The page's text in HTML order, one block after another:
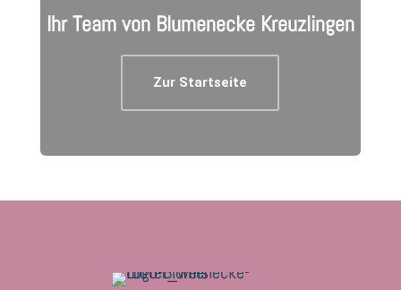
Ihr Team von Blumenecke Kreuzlingen
Zur Startseite